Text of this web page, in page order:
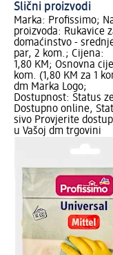
Slični proizvodi
Marka: Profissimo;
proizvoda: Rukavice
domaćinstvo -
par, 2 kom.; Cijena:
1,80 KM; Osnovna
kom. (1,80 KM za 1
dm Marka Logo;
Dostupnost: Status
Dostupno online,
sivo Provjerite
u Vašoj dm trgovini